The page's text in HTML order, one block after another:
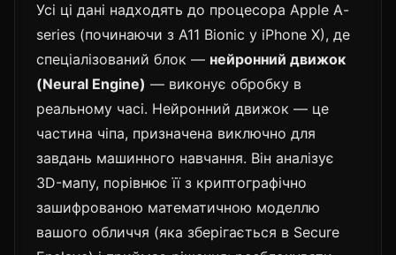
Усі ці дані надходять до процесора Apple A-
series (починаючи з A11 Bionic у iPhone X), де
спеціалізований блок — нейронний движок
(Neural Engine) — виконує обробку в
реальному часі. Нейронний движок — це
частина чіпа, призначена виключно для
завдань машинного навчання. Він аналізує
3D-мапу, порівнює її з криптографічно
зашифрованою математичною моделлю
вашого обличчя (яка зберігається в Secure